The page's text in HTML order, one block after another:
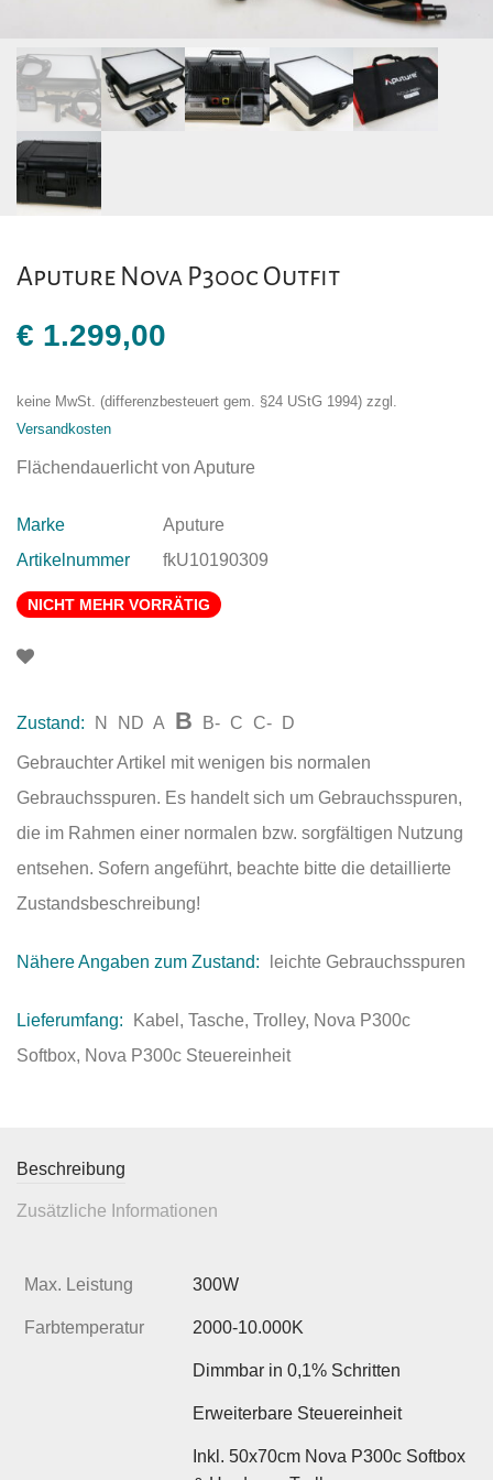
Aputure Nova P300c Outfit
€ 1.299,00
keine MwSt. (differenzbesteuert gem. §24 UStG 1994) zzgl.
Versandkosten
Flächendauerlicht von Aputure
Marke
Aputure
Artikelnummer
fkU10190309
NICHT MEHR VORRÄTIG
Zustand: N ND A B B- C C- D
Gebrauchter Artikel mit wenigen bis normalen
Gebrauchsspuren. Es handelt sich um Gebrauchsspuren,
die im Rahmen einer normalen bzw. sorgfältigen Nutzung
entsehen. Sofern angeführt, beachte bitte die detaillierte
Zustandsbeschreibung!
Nähere Angaben zum Zustand: leichte Gebrauchsspuren
Lieferumfang:
Kabel, Tasche, Trolley, Nova P300c
Softbox, Nova P300c Steuereinheit
Beschreibung
Zusätzliche Informationen
Max. Leistung 300W
Farbtemperatur 2000-10.000K
Dimmbar in 0,1% Schritten
Erweiterbare Steuereinheit
Inkl. 50x70cm Nova P300c Softbox